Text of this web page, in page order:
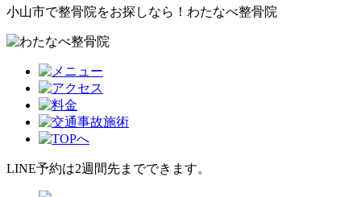
小山市で整骨院をお探しなら！わたなべ整骨院
LINE予約は2週間先までできます。